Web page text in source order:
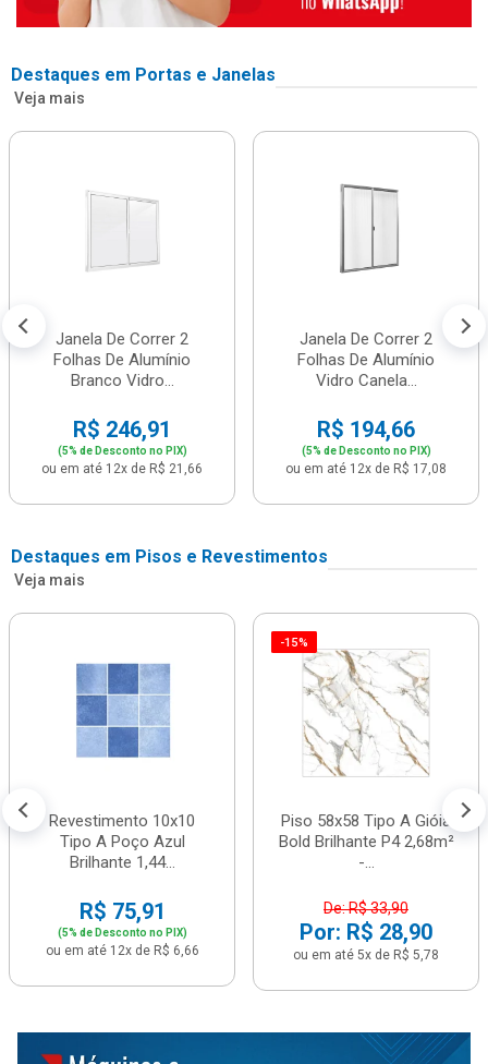
Destaques em Portas e Janelas
Veja mais
Janela De Correr 2
Folhas De Alumínio
Branco Vidro...
R$ 246,91
(5% de Desconto no PIX)
ou em até 12x de R$ 21,66
Janela De Correr 2
Folhas De Alumínio
Vidro Canela...
R$ 194,66
(5% de Desconto no PIX)
ou em até 12x de R$ 17,08
Destaques em Pisos e Revestimentos
Veja mais
Revestimento 10x10
Tipo A Poço Azul
Brilhante 1,44...
R$ 75,91
(5% de Desconto no PIX)
ou em até 12x de R$ 6,66
-15%
Piso 58x58 Tipo A Gióia
Bold Brilhante P4 2,68m²
-...
De: R$ 33,90
Por: R$ 28,90
ou em até 5x de R$ 5,78